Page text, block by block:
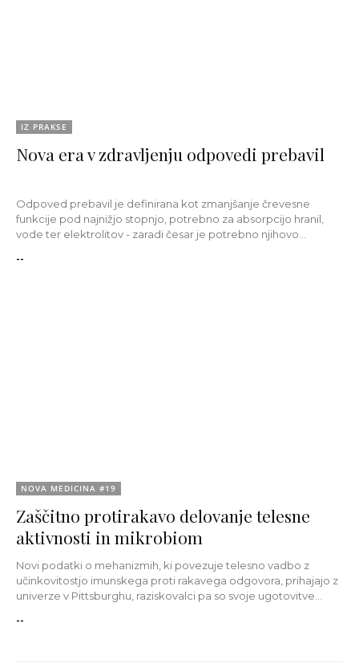
IZ PRAKSE
Nova era v zdravljenju odpovedi prebavil
Odpoved prebavil je definirana kot zmanjšanje črevesne
funkcije pod najnižjo stopnjo, potrebno za absorpcijo hranil,
vode ter elektrolitov - zaradi česar je potrebno njihovo...
--
NOVA MEDICINA #19
Zaščitno protirakavo delovanje telesne
aktivnosti in mikrobiom
Novi podatki o mehanizmih, ki povezuje telesno vadbo z
učinkovitostjo imunskega proti rakavega odgovora, prihajajo z
univerze v Pittsburghu, raziskovalci pa so svoje ugotovitve...
--